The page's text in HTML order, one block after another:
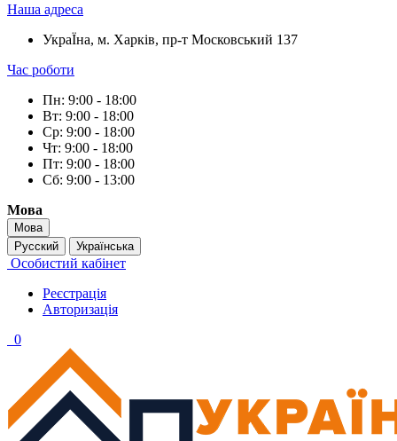
Наша адреса
УкраЇна, м. Харків, пр-т Московський 137
Час роботи
Пн: 9:00 - 18:00
Вт: 9:00 - 18:00
Ср: 9:00 - 18:00
Чт: 9:00 - 18:00
Пт: 9:00 - 18:00
Сб: 9:00 - 13:00
Мова
Мова
Русский
Українська
Особистий кабінет
Реєстрація
Авторизація
0